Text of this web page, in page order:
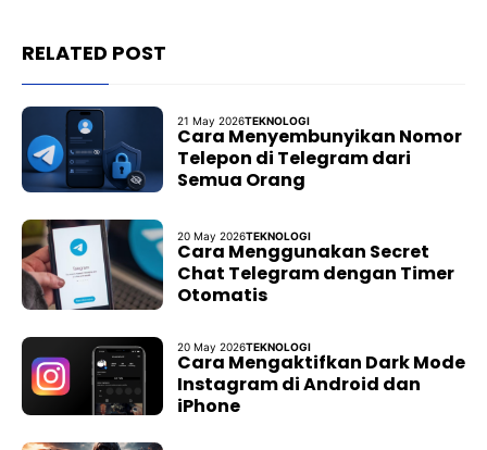
RELATED POST
21 May 2026TEKNOLOGI
Cara Menyembunyikan Nomor
Telepon di Telegram dari
Semua Orang
20 May 2026TEKNOLOGI
Cara Menggunakan Secret
Chat Telegram dengan Timer
Otomatis
20 May 2026TEKNOLOGI
Cara Mengaktifkan Dark Mode
Instagram di Android dan
iPhone